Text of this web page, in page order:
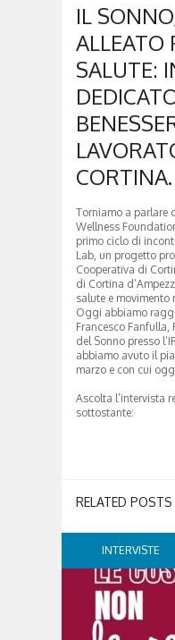
IL
ALLEATO
SALUTE:
CORTINA.
Torniamo a parlare
Wellness
primo ciclo di
Lab, un progetto
Cooperativa di
di Cortina
salute e movimento
Oggi abbiamo
Francesco
del Sonno presso
abbiamo avuto il
marzo e con cui
Ascolta l’intervista
sottostante:
RELATED POSTS
INTERVISTE